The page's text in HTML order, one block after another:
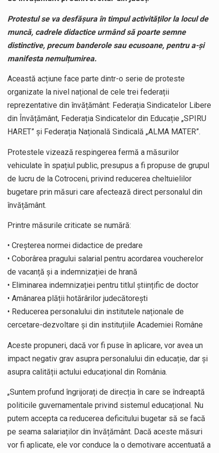
Protestul se va desfășura în timpul activităților la locul de
muncă, cadrele didactice urmând să poarte semne
distinctive, precum banderole sau ecusoane, pentru a-și
manifesta nemulțumirea.
Această acțiune face parte dintr-o serie de proteste
organizate la nivel național de cele trei federații
reprezentative din învățământ: Federația Sindicatelor Libere
din Învățământ, Federația Sindicatelor din Educație „SPIRU
HARET” și Federația Națională Sindicală „ALMA MATER”.
Protestele vizează respingerea fermă a măsurilor
vehiculate în spațiul public, presupus a fi propuse de grupul
de lucru de la Cotroceni, privind reducerea cheltuielilor
bugetare prin măsuri care afectează direct personalul din
învățământ.
Printre măsurile criticate se numără:
• Creșterea normei didactice de predare
• Coborârea pragului salarial pentru acordarea voucherelor
de vacanță și a indemnizației de hrană
• Eliminarea indemnizației pentru titlul științific de doctor
• Amânarea plății hotărârilor judecătorești
• Reducerea personalului din institutele naționale de
cercetare-dezvoltare și din instituțiile Academiei Române
Aceste propuneri, dacă vor fi puse în aplicare, vor avea un
impact negativ grav asupra personalului din educație, dar și
asupra calității actului educațional din România.
„Suntem profund îngrijorați de direcția în care se îndreaptă
politicile guvernamentale privind sistemul educațional. Nu
putem accepta ca reducerea deficitului bugetar să se facă
pe seama salariaților din învățământ. Dacă aceste măsuri
vor fi aplicate, ele vor conduce la o demotivare accentuată a